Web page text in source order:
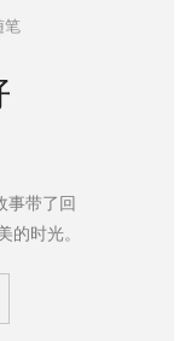
笔
事带了回
的时光。